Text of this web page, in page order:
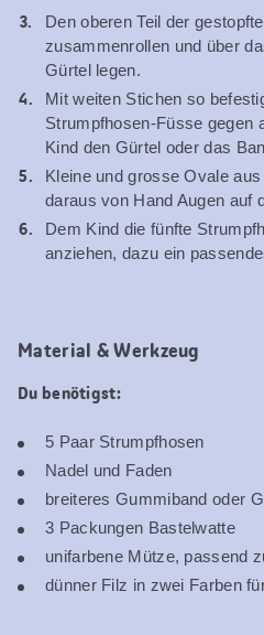
Den oberen Teil der
zusammenrollen und über
Gürtel legen.
Mit weiten Stichen so
Strumpfhosen-Füsse gegen
Kind den Gürtel oder das
Kleine und grosse Ovale
daraus von Hand Augen auf
Dem Kind die fünfte
anziehen, dazu ein
Material & Werkzeug
Du benötigst:
5 Paar Strumpfhosen
Nadel und Faden
breiteres Gummiband oder
3 Packungen Bastelwatte
unifarbene Mütze, passend
dünner Filz in zwei Farben